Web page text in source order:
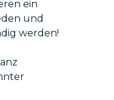
ein
und
werden!